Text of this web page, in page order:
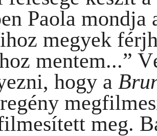
Paola
megyek
mentem...”
hogy a
meg.